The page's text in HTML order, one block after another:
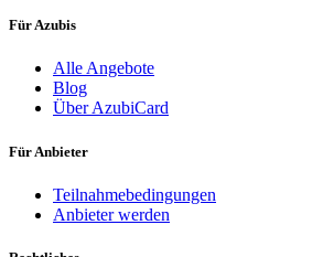
Für Azubis
Alle Angebote
Blog
Über AzubiCard
Für Anbieter
Teilnahmebedingungen
Anbieter werden